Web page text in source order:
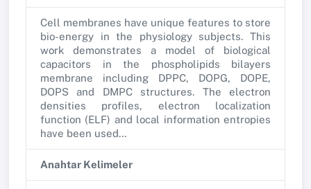
Cell membranes have unique features to store
bio-energy in the physiology subjects. This
work demonstrates a model of biological
capacitors in the phospholipids bilayers
membrane including DPPC, DOPG, DOPE,
DOPS and DMPC structures. The electron
densities profiles, electron localization
function (ELF) and local information entropies
have been used...
Anahtar Kelimeler